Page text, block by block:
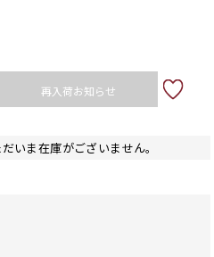
再入荷お知らせ
いま在庫がございません。